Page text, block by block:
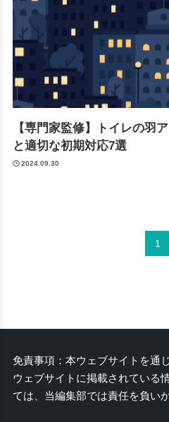
【専門家監修】トイレの羽
と適切な初期対応7選
2024.09.30
1
免責事項：本ウェブサイトを通
ウェブサイトに掲載されている
ては、当編集部では責任を負い